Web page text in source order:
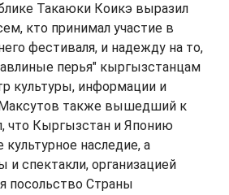
Такаюки Коикэ выразил
кто принимал участие в
фестиваля, и надежду на то,
перья" кыргызстанцам
культуры, информации и
также вышедший к
что Кыргызстан и Японию
наследие, а
и спектакли, организацией
посольство Страны